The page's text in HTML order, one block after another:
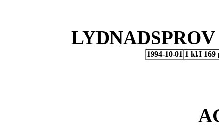
1994-10-01 1 kl.I 169